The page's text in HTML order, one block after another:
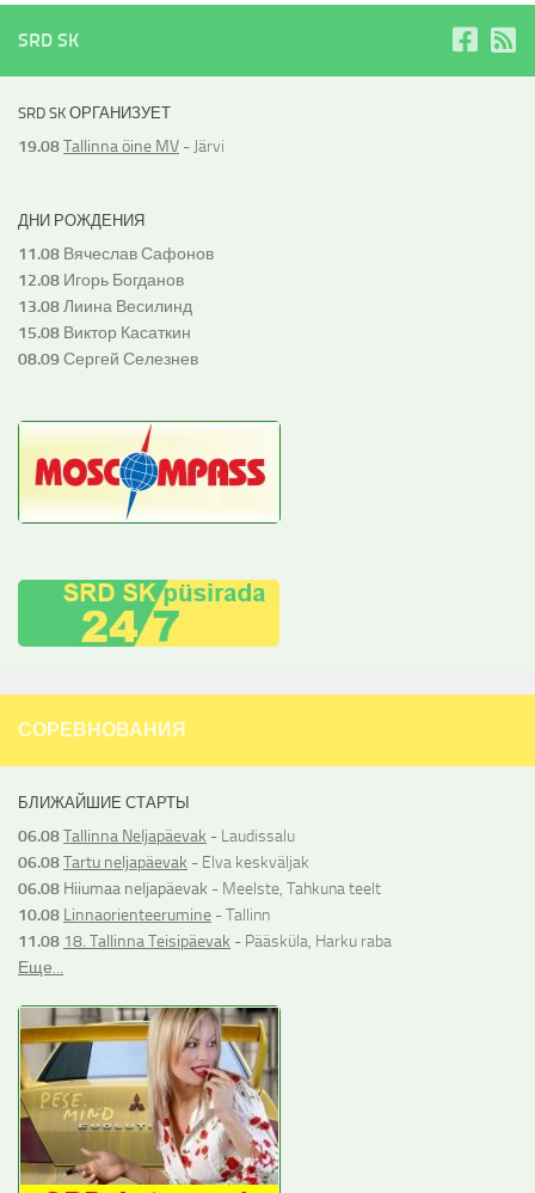
SRD SK
SRD SK ОРГАНИЗУЕТ
19.08Tallinna öine MV - Järvi
ДНИ РОЖДЕНИЯ
11.08 Вячеслав Сафонов
12.08 Игорь Богданов
13.08Лиина Весилинд
15.08 Виктор Касаткин
08.09Сергей Селезнев
СОРЕВНОВАНИЯ
БЛИЖАЙШИЕ СТАРТЫ
06.08Tallinna Neljapäevak - Laudissalu
06.08Tartu neljapäevak - Elva keskväljak
06.08 Hiiumaa neljapäevak - Meelste, Tahkuna teelt
10.08 Linnaorienteerumine - Tallinn
11.08 18. Tallinna Teisipäevak - Pääsküla, Harku raba
Еще...